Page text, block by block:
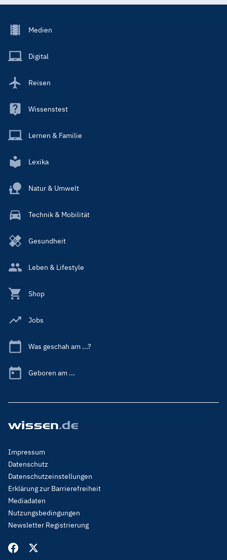
Footer
Main
Medien
Digital
Reisen
Wissenstest
Lernen & Familie
Lexika
Natur & Umwelt
Technik & Mobilität
Gesundheit
Leben & Lifestyle
Shop
Jobs
Was geschah am ...?
Geboren am ...
Footer
Menu
Legal
Impressum
Datenschutz
Datenschutzeinstellungen
Erklärung zur Barrierefreiheit
Mediadaten
Nutzungsbedingungen
Newsletter Registrierung